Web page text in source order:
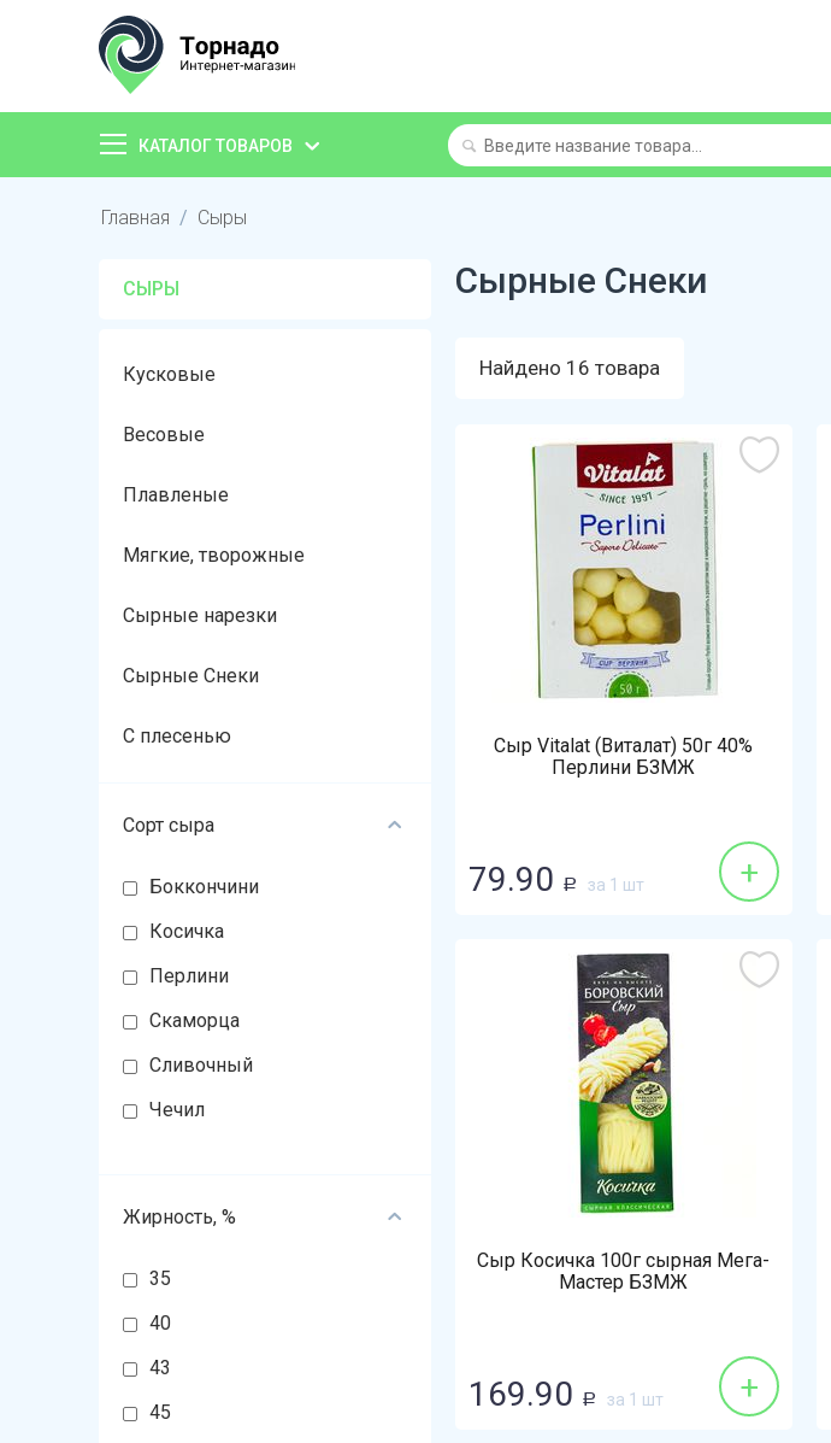
КАТАЛОГ ТОВАРОВ
Главная / Сыры
СЫРЫ
Кусковые
Весовые
Плавленые
Мягкие, творожные
Сырные нарезки
Сырные Снеки
С плесенью
Сорт сыра
Боккончини
Косичка
Перлини
Скаморца
Сливочный
Чечил
Жирность, %
35
40
43
45
Сырные Снеки
Найдено 16 товара
Сыр Vitalat (Виталат) 50г 40%
Перлини БЗМЖ
79.90 Р за 1 шт +
Сыр Косичка 100г сырная Мега-
Мастер БЗМЖ
169.90 Р за 1 шт +